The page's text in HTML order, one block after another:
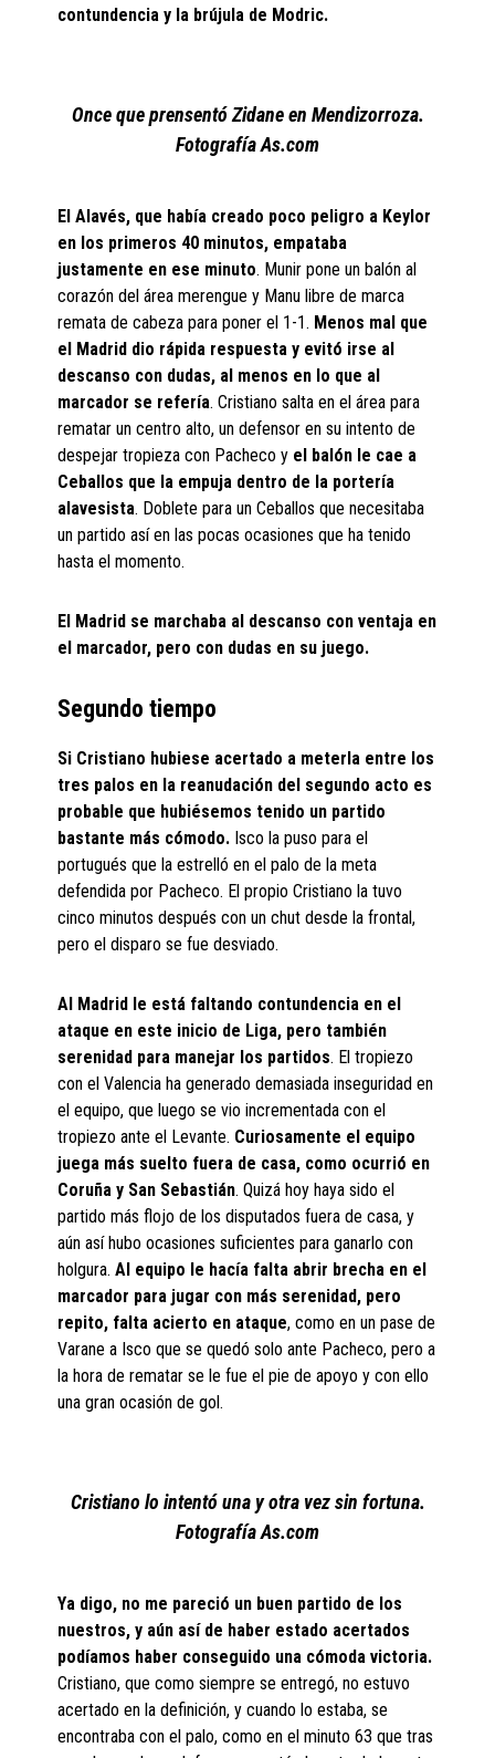
contundencia y la brújula de Modric.
Once que prensentó Zidane en Mendizorroza.
Fotografía As.com
El Alavés, que había creado poco peligro a Keylor
en los primeros 40 minutos, empataba
justamente en ese minuto. Munir pone un balón al
corazón del área merengue y Manu libre de marca
remata de cabeza para poner el 1-1. Menos mal que
el Madrid dio rápida respuesta y evitó irse al
descanso con dudas, al menos en lo que al
marcador se refería. Cristiano salta en el área para
rematar un centro alto, un defensor en su intento de
despejar tropieza con Pacheco y el balón le cae a
Ceballos que la empuja dentro de la portería
alavesista. Doblete para un Ceballos que necesitaba
un partido así en las pocas ocasiones que ha tenido
hasta el momento.
El Madrid se marchaba al descanso con ventaja en
el marcador, pero con dudas en su juego.
Segundo tiempo
Si Cristiano hubiese acertado a meterla entre los
tres palos en la reanudación del segundo acto es
probable que hubiésemos tenido un partido
bastante más cómodo. Isco la puso para el
portugués que la estrelló en el palo de la meta
defendida por Pacheco. El propio Cristiano la tuvo
cinco minutos después con un chut desde la frontal,
pero el disparo se fue desviado.
Al Madrid le está faltando contundencia en el
ataque en este inicio de Liga, pero también
serenidad para manejar los partidos. El tropiezo
con el Valencia ha generado demasiada inseguridad en
el equipo, que luego se vio incrementada con el
tropiezo ante el Levante. Curiosamente el equipo
juega más suelto fuera de casa, como ocurrió en
Coruña y San Sebastián. Quizá hoy haya sido el
partido más flojo de los disputados fuera de casa, y
aún así hubo ocasiones suficientes para ganarlo con
holgura.Al equipo le hacía falta abrir brecha en el
marcador para jugar con más serenidad, pero
repito, falta acierto en ataque, como en un pase de
Varane a Isco que se quedó solo ante Pacheco, pero a
la hora de rematar se le fue el pie de apoyo y con ello
una gran ocasión de gol.
Cristiano lo intentó una y otra vez sin fortuna.
Fotografía As.com
Ya digo, no me pareció un buen partido de los
nuestros, y aún así de haber estado acertados
podíamos haber conseguido una cómoda victoria.
Cristiano, que como siempre se entregó, no estuvo
acertado en la definición, y cuando lo estaba, se
encontraba con el palo, como en el minuto 63 que tras